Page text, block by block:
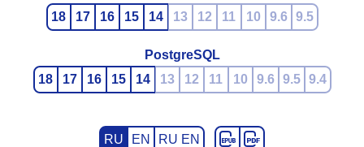
18
17 16 15 14 13 12 11 10 9.6 9.5
PostgreSQL
18
17 16 15 14 13 12 11 10 9.6 9.5 9.4
RU EN RU EN